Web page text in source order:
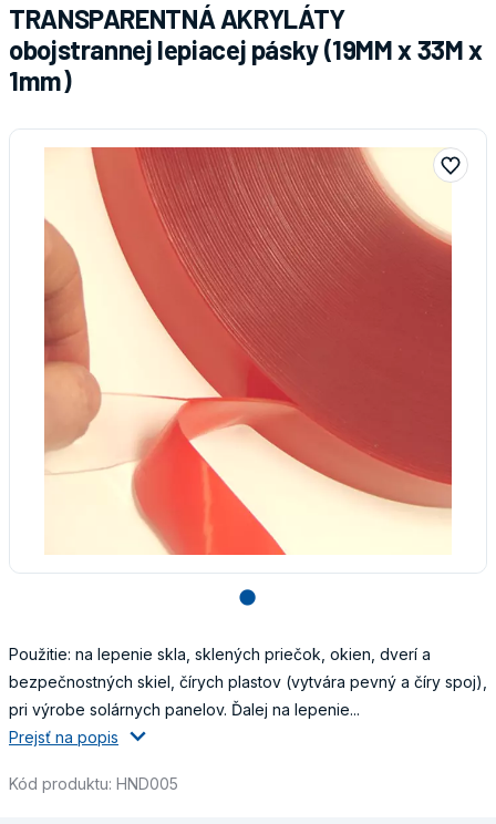
TRANSPARENTNÁ AKRYLÁTY
obojstrannej lepiacej pásky (19MM x 33M x
1mm)
lens
Použitie: na lepenie skla, sklených priečok, okien, dverí a
bezpečnostných skiel, čírych plastov (vytvára pevný a číry spoj),
pri výrobe solárnych panelov. Ďalej na lepenie...
Prejsť na popis
Kód produktu: HND005